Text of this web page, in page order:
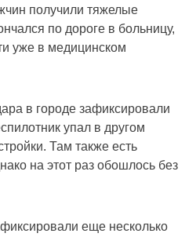
получили тяжелые
по дороге в больницу,
уже в медицинском
в городе зафиксировали
упал в другом
Там также есть
на этот раз обошлось без
еще несколько